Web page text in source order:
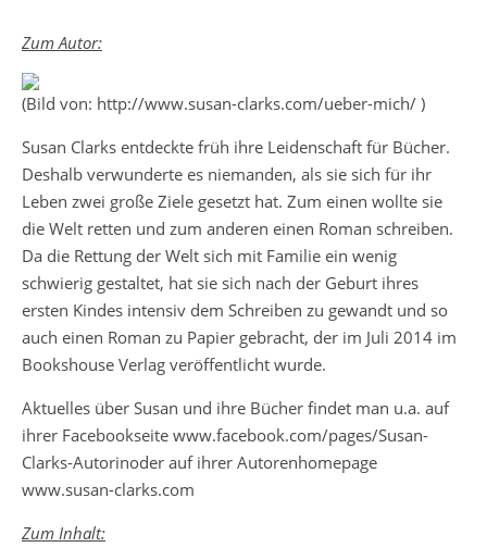
Zum Autor:
(Bild von: http://www.susan-clarks.com/ueber-mich/ )
Susan Clarks entdeckte früh ihre Leidenschaft für Bücher.
Deshalb verwunderte es niemanden, als sie sich für ihr
Leben zwei große Ziele gesetzt hat. Zum einen wollte sie
die Welt retten und zum anderen einen Roman schreiben.
Da die Rettung der Welt sich mit Familie ein wenig
schwierig gestaltet, hat sie sich nach der Geburt ihres
ersten Kindes intensiv dem Schreiben zu gewandt und so
auch einen Roman zu Papier gebracht, der im Juli 2014 im
Bookshouse Verlag veröffentlicht wurde.
Aktuelles über Susan und ihre Bücher findet man u.a. auf
ihrer Facebookseite www.facebook.com/pages/Susan-
Clarks-Autorinoder auf ihrer Autorenhomepage
www.susan-clarks.com
Zum Inhalt: